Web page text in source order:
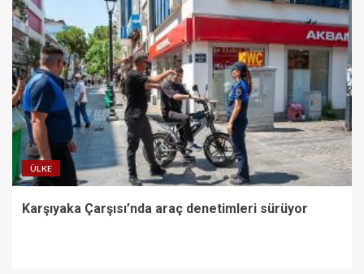
ÜLKE
Karşıyaka Çarşısı’nda araç denetimleri sürüyor